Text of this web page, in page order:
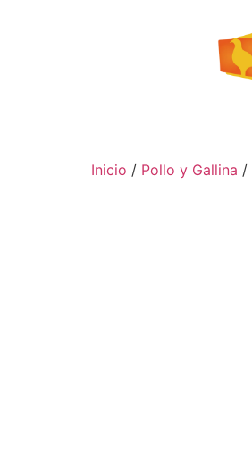
Inicio / Pollo y Gallina /